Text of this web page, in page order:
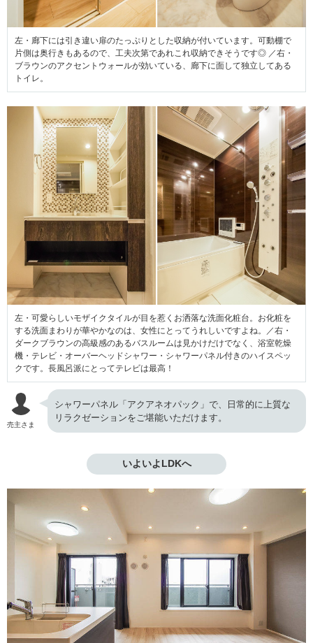
左・廊下には引き違い扉のたっぷりとした収納が付いています。可動棚で
片側は奥行きもあるので、工夫次第であれこれ収納できそうです◎ ／右・
ブラウンのアクセントウォールが効いている、廊下に面して独立してある
トイレ。
左・可愛らしいモザイクタイルが目を惹くお洒落な洗面化粧台。お化粧を
する洗面まわりが華やかなのは、女性にとってうれしいですよね。／右・
ダークブラウンの高級感のあるバスルームは見かけだけでなく、浴室乾燥
機・テレビ・オーバーヘッドシャワー・シャワーパネル付きのハイスペッ
クです。長風呂派にとってテレビは最高！
売主さま
シャワーパネル「アクアネオパック」で、日常的に上質な
リラクゼーションをご堪能いただけます。
いよいよLDKへ